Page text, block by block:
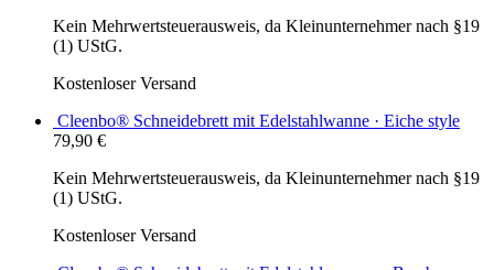
Kein Mehrwertsteuerausweis, da Kleinunternehmer nach §19
(1) UStG.
Kostenloser Versand
Cleenbo® Schneidebrett mit Edelstahlwanne · Eiche style
79,90 €
Kein Mehrwertsteuerausweis, da Kleinunternehmer nach §19
(1) UStG.
Kostenloser Versand